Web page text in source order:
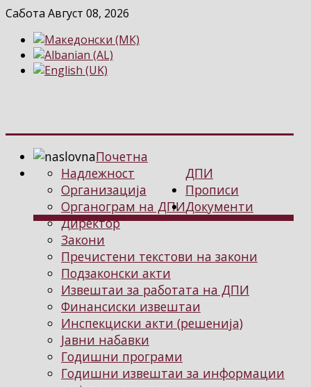
Сабота Август 08, 2026
Почетна
ДПИ
Надлежност
Организација
Органограм на ДПИ
Директор
Прописи
Закони
Пречистени текстови на закони
Подзаконски акти
Документи
Извештаи за работата на ДПИ
Финансиски извештаи
Инспекциски акти (решенија)
Јавни набавки
Годишни програми
Годишни извештаи за информации